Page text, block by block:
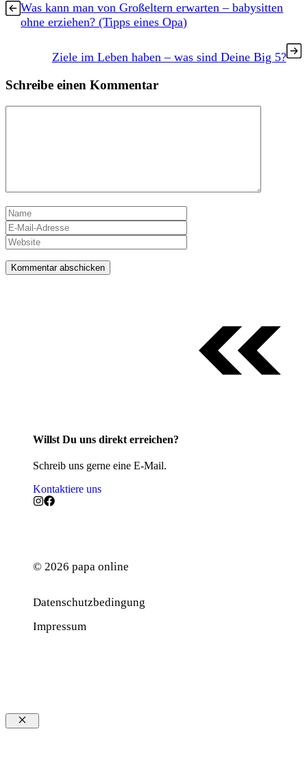
Was kann man von Großeltern erwarten – babysitten
ohne erziehen? (Tipps eines Opa)
Ziele im Leben haben – was sind Deine Big 5?
Schreibe einen Kommentar
Name
Mail-
Adresse
Willst Du uns direkt erreichen?
Schreib uns gerne eine E-Mail.
Kontaktiere uns
© 2026 papa online
Datenschutzbedingung
Impressum
Schließen